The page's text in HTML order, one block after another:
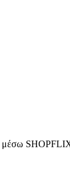
μέσω